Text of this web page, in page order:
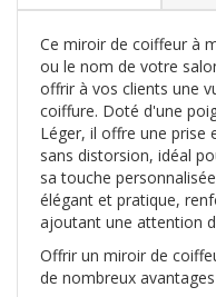
Ce miroir de coiffeur à
ou le nom de votre
offrir à vos clients une
coiffure. Doté d'une
Léger, il offre une
sans distorsion, idéal
sa touche
élégant et pratique,
ajoutant une attention
Offrir un miroir de
de nombreux